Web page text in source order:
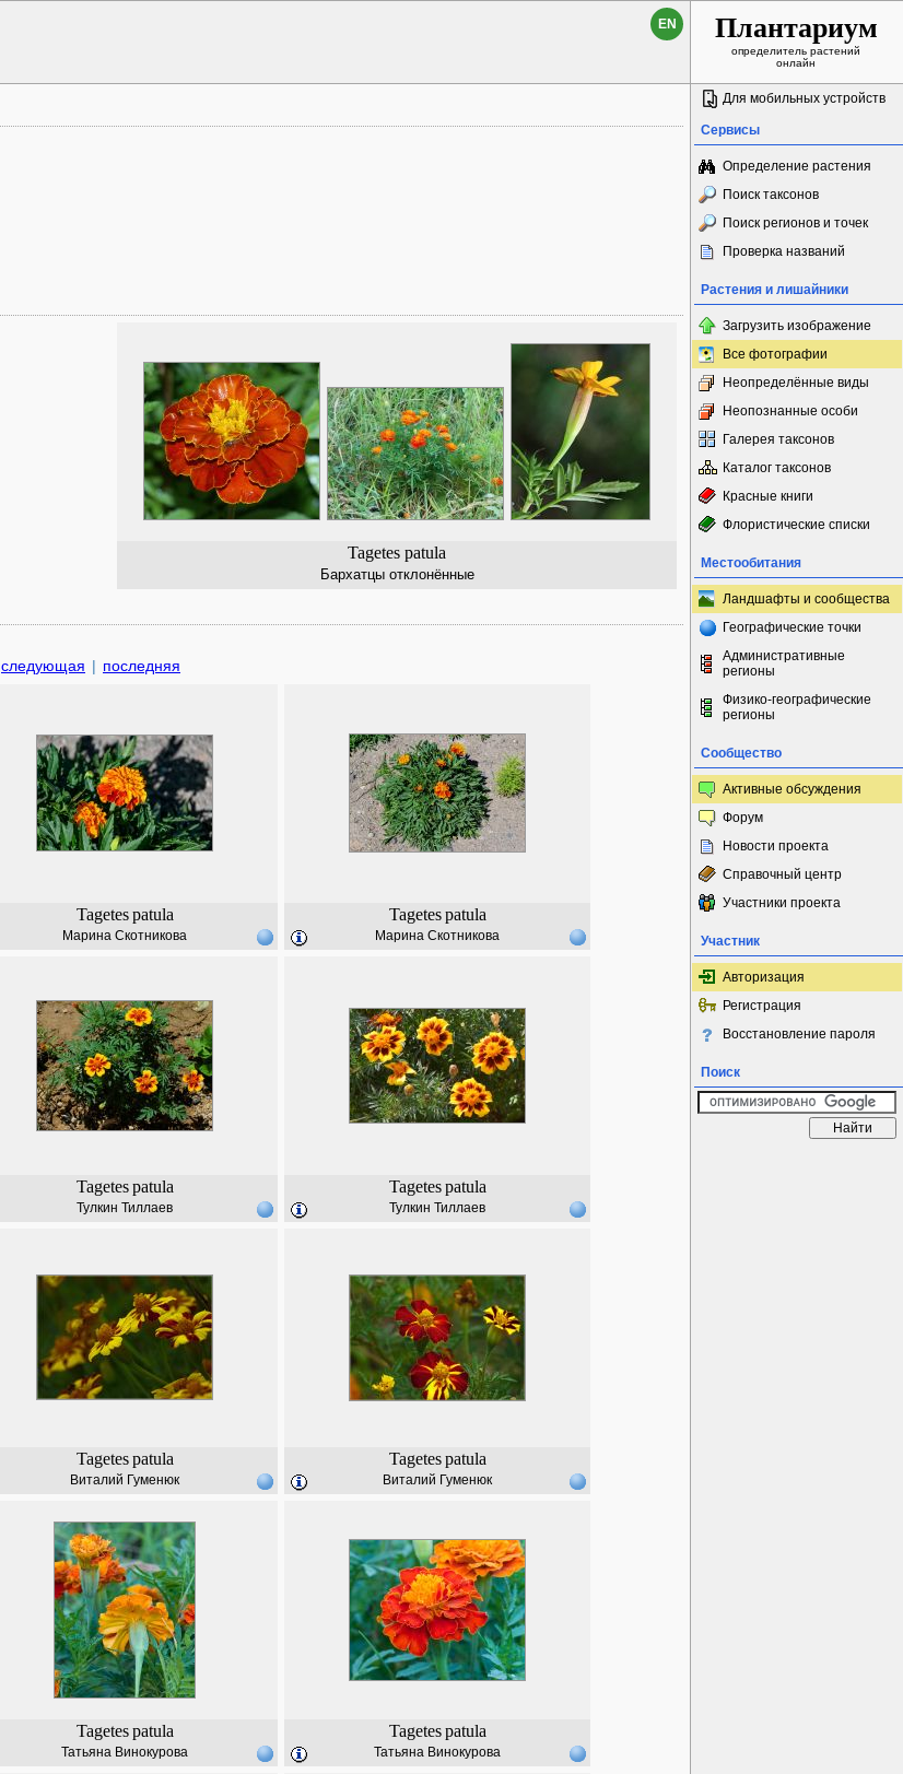
EN Плантариум
определитель растений
онлайн
Tagetes patula
Бархатцы отклонённые
следующая | последняя
Tagetes patula
Марина Скотникова
Tagetes patula
Марина Скотникова
Tagetes patula
Тулкин Тиллаев
Tagetes patula
Тулкин Тиллаев
Tagetes patula
Виталий Гуменюк
Tagetes patula
Виталий Гуменюк
Tagetes patula
Татьяна Винокурова
Tagetes patula
Татьяна Винокурова
Для мобильных устройств
Сервисы
Определение растения
Поиск таксонов
Поиск регионов и точек
Проверка названий
Растения и лишайники
Загрузить изображение
Все фотографии
Неопределённые виды
Неопознанные особи
Галерея таксонов
Каталог таксонов
Красные книги
Флористические списки
Местообитания
Ландшафты и сообщества
Географические точки
Административные
регионы
Физико-географические
регионы
Сообщество
Активные обсуждения
Форум
Новости проекта
Справочный центр
Участники проекта
Участник
Авторизация
Регистрация
Восстановление пароля
Поиск